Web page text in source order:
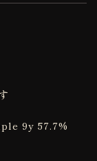
9y 57.7%